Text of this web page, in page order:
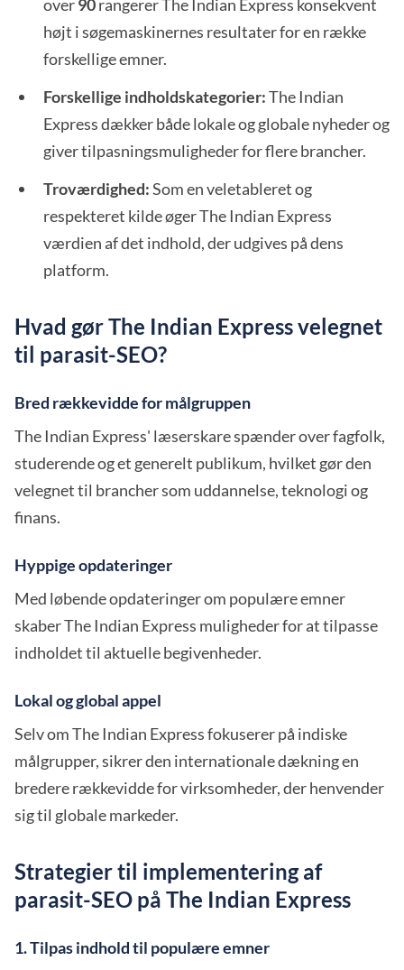
over90rangerer The Indian Express konsekvent
højt i søgemaskinernes resultater for en række
forskellige emner.
Forskellige indholdskategorier:The Indian
Express dækker både lokale og globale nyheder og
giver tilpasningsmuligheder for flere brancher.
Troværdighed:Som en veletableret og
respekteret kilde øger The Indian Express
værdien af det indhold, der udgives på dens
platform.
Hvad gør The Indian Express velegnet
til parasit-SEO?
Bred rækkevidde for målgruppen
The Indian Express' læserskare spænder over fagfolk,
studerende og et generelt publikum, hvilket gør den
velegnet til brancher som uddannelse, teknologi og
finans.
Hyppige opdateringer
Med løbende opdateringer om populære emner
skaber The Indian Express muligheder for at tilpasse
indholdet til aktuelle begivenheder.
Lokal og global appel
Selv om The Indian Express fokuserer på indiske
målgrupper, sikrer den internationale dækning en
bredere rækkevidde for virksomheder, der henvender
sig til globale markeder.
Strategier til implementering af
parasit-SEO på The Indian Express
1. Tilpas indhold til populære emner